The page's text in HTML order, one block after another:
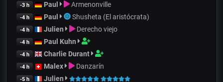
-3 h Paul Armenonville
-4 h Paul Shusheta (El aristócrata)
-4 h Julien Derecho viejo
-4 h Paul Kuhn
-4 h Charlie Durant
-4 h Malex Danzarín
-5 h Julien